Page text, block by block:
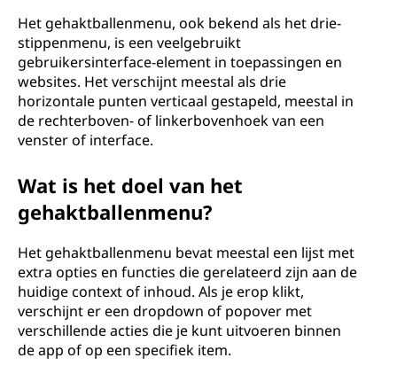
Het gehaktballenmenu, ook bekend als het drie-
stippenmenu, is een veelgebruikt
gebruikersinterface-element in toepassingen en
websites. Het verschijnt meestal als drie
horizontale punten verticaal gestapeld, meestal in
de rechterboven- of linkerbovenhoek van een
venster of interface.
Wat is het doel van het
gehaktballenmenu?
Het gehaktballenmenu bevat meestal een lijst met
extra opties en functies die gerelateerd zijn aan de
huidige context of inhoud. Als je erop klikt,
verschijnt er een dropdown of popover met
verschillende acties die je kunt uitvoeren binnen
de app of op een specifiek item.